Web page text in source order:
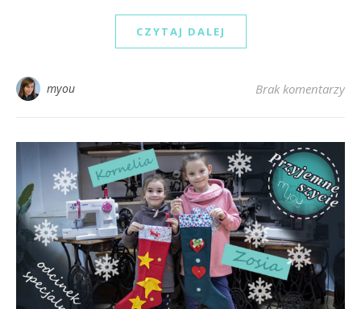
CZYTAJ DALEJ
myou Brak komentarzy